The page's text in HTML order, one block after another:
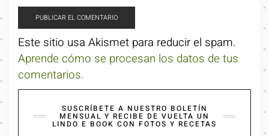
Este sitio usa Akismet para reducir el spam.
Aprende cómo se procesan los datos de tus
comentarios.
SUSCRÍBETE A NUESTRO BOLETÍN
MENSUAL Y RECIBE DE VUELTA UN
LINDO E BOOK CON FOTOS Y RECETAS